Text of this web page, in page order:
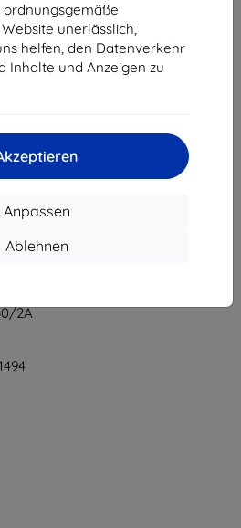
ordnungsgemäße
unerlässlich,
helfen, den Datenverkehr
Inhalte und Anzeigen zu
Anpassen
Ablehnen
1
2A